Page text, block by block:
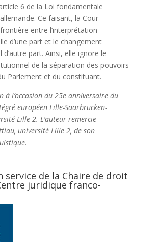
6 de la Loi fondamentale
Ce faisant, la Cour
entre l’interprétation
d’une part et le changement
part. Ainsi, elle ignore le
de la séparation des pouvoirs
Parlement et du constituant.
à l’occasion du 25eanniversaire du
européen Lille-Saarbrücken-
Lille 2. L’auteur remercie
université Lille 2, de son
service de la Chaire de droit
juridique franco-